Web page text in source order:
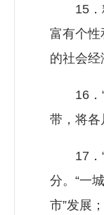
15．精
富有个性
的社会
16．“
带，将各
17．“
分。“一
市”发展